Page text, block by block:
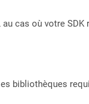
cas où votre SDK
bibliothèques